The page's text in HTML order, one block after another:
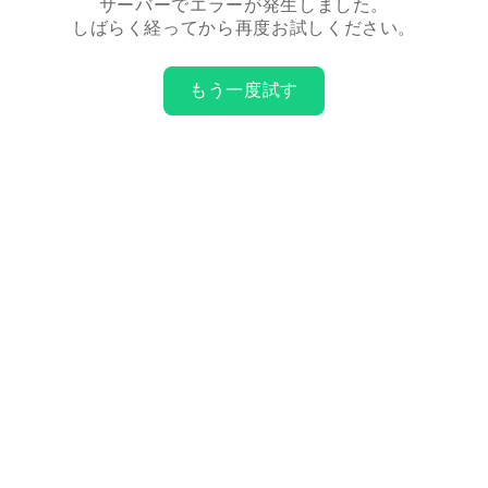
サーバーでエラーが発生しました。
しばらく経ってから再度お試しください。
もう一度試す